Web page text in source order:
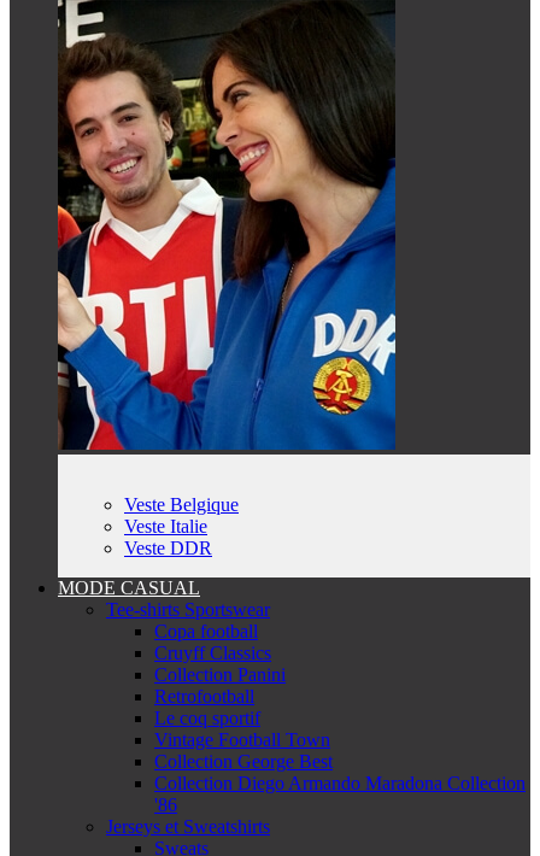
Veste Belgique
Veste Italie
Veste DDR
MODE CASUAL
Tee-shirts Sportswear
Copa football
Cruyff Classics
Collection Panini
Retrofootball
Le coq sportif
Vintage Football Town
Collection George Best
Collection Diego Armando Maradona Collection
'86
Jerseys et Sweatshirts
Sweats